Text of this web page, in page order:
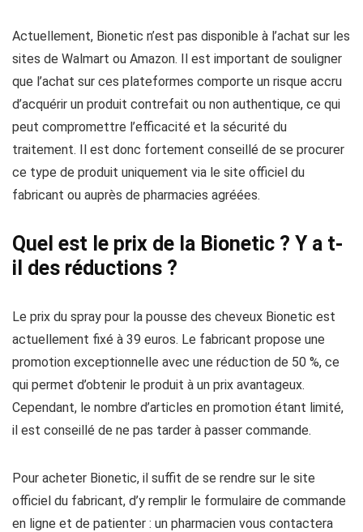
Actuellement, Bionetic n’est pas disponible à l’achat sur les
sites de Walmart ou Amazon. Il est important de souligner
que l’achat sur ces plateformes comporte un risque accru
d’acquérir un produit contrefait ou non authentique, ce qui
peut compromettre l’efficacité et la sécurité du
traitement. Il est donc fortement conseillé de se procurer
ce type de produit uniquement via le site officiel du
fabricant ou auprès de pharmacies agréées.
Quel est le prix de la Bionetic ? Y a t-
il des réductions ?
Le prix du spray pour la pousse des cheveux Bionetic est
actuellement fixé à 39 euros. Le fabricant propose une
promotion exceptionnelle avec une réduction de 50 %, ce
qui permet d’obtenir le produit à un prix avantageux.
Cependant, le nombre d’articles en promotion étant limité,
il est conseillé de ne pas tarder à passer commande.
Pour acheter Bionetic, il suffit de se rendre sur le site
officiel du fabricant, d’y remplir le formulaire de commande
en ligne et de patienter : un pharmacien vous contactera